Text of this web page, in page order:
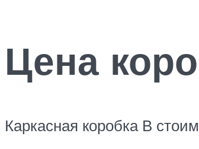
Цена
Каркасная коробка В